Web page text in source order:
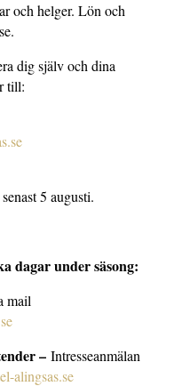
och helger. Lön och
dig själv och dina
till:
5 augusti.
dagar under säsong:
mail
– Intresseanmälan
alingsas.se